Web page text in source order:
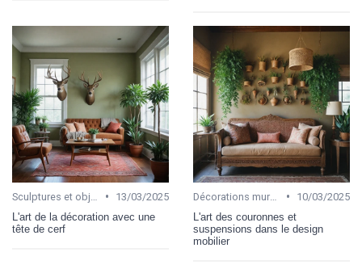
Sculptures et objets d'art •
13/03/2025
L'art de la décoration avec une
tête de cerf
Décorations murales •
10/03/2025
L'art des couronnes et
suspensions dans le design
mobilier